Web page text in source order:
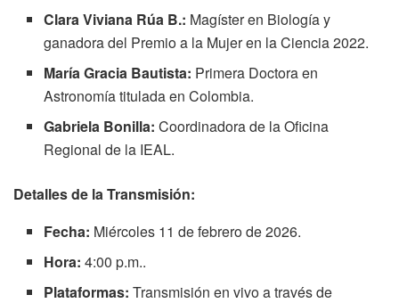
Clara Viviana Rúa B.: Magíster en Biología y
ganadora del Premio a la Mujer en la Ciencia 2022.
María Gracia Bautista: Primera Doctora en
Astronomía titulada en Colombia.
Gabriela Bonilla: Coordinadora de la Oficina
Regional de la IEAL.
Detalles de la Transmisión:
Fecha: Miércoles 11 de febrero de 2026.
Hora: 4:00 p.m..
Plataformas: Transmisión en vivo a través de